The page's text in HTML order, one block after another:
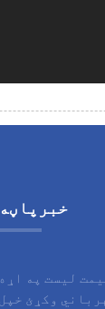
خبرپاڼه
لیست په اړه
وکړئ خپل